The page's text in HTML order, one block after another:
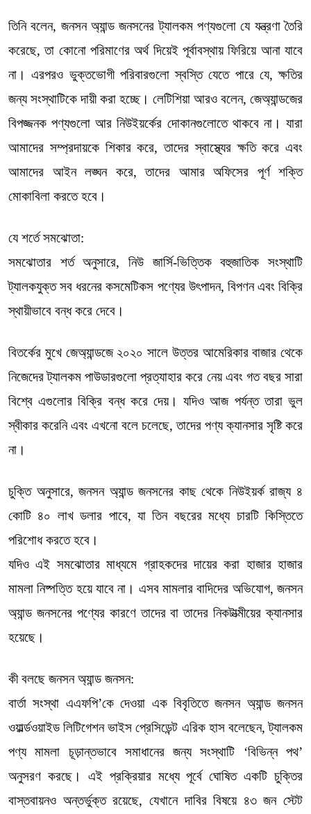
তিনি বলেন, জনসন অ্যান্ড জনসনের ট্যালকম পণ্যগুলো যে যন্ত্রণা তৈরি
করেছে, তা কোনো পরিমাণের অর্থ দিয়েই পূর্বাবস্থায় ফিরিয়ে আনা যাবে
না। এরপরও ভুক্তভোগী পরিবারগুলো স্বস্তি যেতে পারে যে, ক্ষতির
জন্য সংস্থাটিকে দায়ী করা হচ্ছে। লেটিশিয়া আরও বলেন, জেঅ্যান্ডজের
বিপজ্জনক পণ্যগুলো আর নিউইয়র্কের দোকানগুলোতে থাকবে না। যারা
আমাদের সম্প্রদায়কে শিকার করে, তাদের স্বাস্থ্যের ক্ষতি করে এবং
আমাদের আইন লঙ্ঘন করে, তাদের আমার অফিসের পূর্ণ শক্তি
মোকাবিলা করতে হবে।
যে শর্তে সমঝোতা:
সমঝোতার শর্ত অনুসারে, নিউ জার্সি-ভিত্তিক বহুজাতিক সংস্থাটি
ট্যালকযুক্ত সব ধরনের কসমেটিকস পণ্যের উৎপাদন, বিপণন এবং বিক্রি
স্থায়ীভাবে বন্ধ করে দেবে।
বিতর্কের মুখে জেঅ্যান্ডজে ২০২০ সালে উত্তর আমেরিকার বাজার থেকে
নিজেদের ট্যালকম পাউডারগুলো প্রত্যাহার করে নেয় এবং গত বছর সারা
বিশ্বে এগুলোর বিক্রি বন্ধ করে দেয়। যদিও আজ পর্যন্ত তারা ভুল
স্বীকার করেনি এবং এখনো বলে চলেছে, তাদের পণ্য ক্যানসার সৃষ্টি করে
না।
চুক্তি অনুসারে, জনসন অ্যান্ড জনসনের কাছ থেকে নিউইয়র্ক রাজ্য ৪
কোটি ৪০ লাখ ডলার পাবে, যা তিন বছরের মধ্যে চারটি কিস্তিতে
পরিশোধ করতে হবে।
যদিও এই সমঝোতার মাধ্যমে গ্রাহকদের দায়ের করা হাজার হাজার
মামলা নিষ্পত্তি হয়ে যাবে না। এসব মামলার বাদিদের অভিযোগ, জনসন
অ্যান্ড জনসনের পণ্যের কারণে তাদের বা তাদের নিকটাত্মীয়ের ক্যানসার
হয়েছে।
কী বলছে জনসন অ্যান্ড জনসন:
বার্তা সংস্থা এএফপি’কে দেওয়া এক বিবৃতিতে জনসন অ্যান্ড জনসন
ওয়ার্ল্ডওয়াইড লিটিগেশন ভাইস প্রেসিডেন্ট এরিক হাস বলেছেন, ট্যালকম
পণ্য মামলা চূড়ান্তভাবে সমাধানের জন্য সংস্থাটি ‘বিভিন্ন পথ’
অনুসরণ করছে। এই প্রক্রিয়ার মধ্যে পূর্বে ঘোষিত একটি চুক্তির
বাস্তবায়নও অন্তর্ভুক্ত রয়েছে, যেখানে দাবির বিষয়ে ৪৩ জন স্টেট